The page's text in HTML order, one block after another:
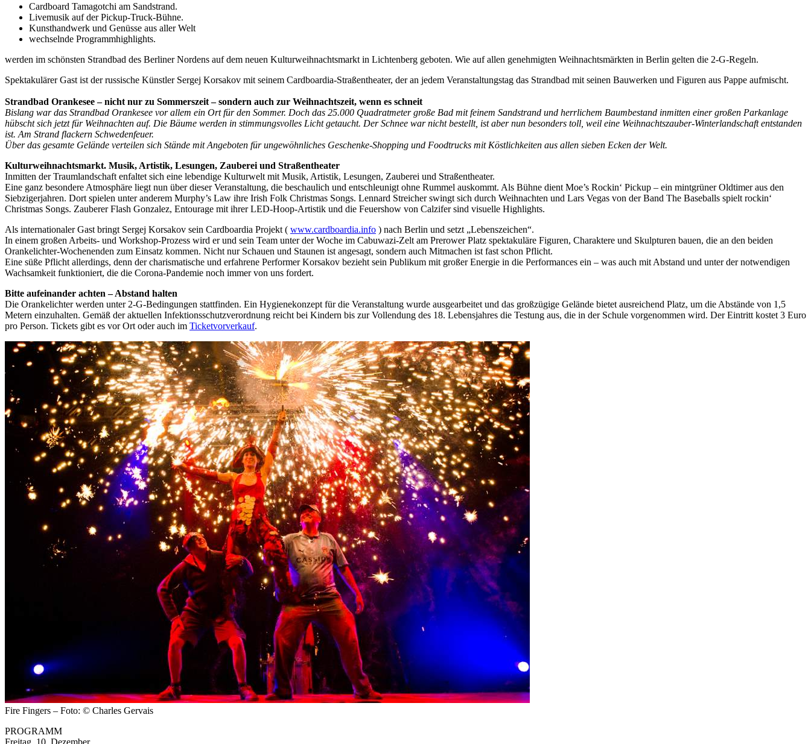
Cardboard Tamagotchi am Sandstrand.
Livemusik auf der Pickup-Truck-Bühne.
Kunsthandwerk und Genüsse aus aller Welt
wechselnde Programmhighlights.
werden im schönsten Strandbad des Berliner Nordens auf dem neuen Kulturweihnachtsmarkt in Lichtenberg geboten. Wie auf allen genehmigten Weihnachtsmärkten in Berlin gelten die 2-G-Regeln.
Spektakulärer Gast ist der russische Künstler Sergej Korsakov mit seinem Cardboardia-Straßentheater, der an jedem Veranstaltungstag das Strandbad mit seinen Bauwerken und Figuren aus Pappe aufmischt.
Strandbad Orankesee – nicht nur zu Sommerszeit – sondern auch zur Weihnachtszeit, wenn es schneit
Bislang war das Strandbad Orankesee vor allem ein Ort für den Sommer. Doch das 25.000 Quadratmeter große Bad mit feinem Sandstrand und herrlichem Baumbestand inmitten einer großen Parkanlage
hübscht sich jetzt für Weihnachten auf. Die Bäume werden in stimmungsvolles Licht getaucht. Der Schnee war nicht bestellt, ist aber nun besonders toll, weil eine Weihnachtszauber-Winterlandschaft entstanden
ist. Am Strand flackern Schwedenfeuer.
Über das gesamte Gelände verteilen sich Stände mit Angeboten für ungewöhnliches Geschenke-Shopping und Foodtrucks mit Köstlichkeiten aus allen sieben Ecken der Welt.
Kulturweihnachtsmarkt. Musik, Artistik, Lesungen, Zauberei und Straßentheater
Inmitten der Traumlandschaft enfaltet sich eine lebendige Kulturwelt mit Musik, Artistik, Lesungen, Zauberei und Straßentheater.
Eine ganz besondere Atmosphäre liegt nun über dieser Veranstaltung, die beschaulich und entschleunigt ohne Rummel auskommt. Als Bühne dient Moe’s Rockin‘ Pickup – ein mintgrüner Oldtimer aus den
Siebzigerjahren. Dort spielen unter anderem Murphy’s Law ihre Irish Folk Christmas Songs. Lennard Streicher swingt sich durch Weihnachten und Lars Vegas von der Band The Baseballs spielt rockin‘
Christmas Songs. Zauberer Flash Gonzalez, Entourage mit ihrer LED-Hoop-Artistik und die Feuershow von Calzifer sind visuelle Highlights.
Als internationaler Gast bringt Sergej Korsakov sein Cardboardia Projekt ( www.cardboardia.info ) nach Berlin und setzt „Lebenszeichen“.
In einem großen Arbeits- und Workshop-Prozess wird er und sein Team unter der Woche im Cabuwazi-Zelt am Prerower Platz spektakuläre Figuren, Charaktere und Skulpturen bauen, die an den beiden
Orankelichter-Wochenenden zum Einsatz kommen. Nicht nur Schauen und Staunen ist angesagt, sondern auch Mitmachen ist fast schon Pflicht.
Eine süße Pflicht allerdings, denn der charismatische und erfahrene Performer Korsakov bezieht sein Publikum mit großer Energie in die Performances ein – was auch mit Abstand und unter der notwendigen
Wachsamkeit funktioniert, die die Corona-Pandemie noch immer von uns fordert.
Bitte aufeinander achten – Abstand halten
Die Orankelichter werden unter 2-G-Bedingungen stattfinden. Ein Hygienekonzept für die Veranstaltung wurde ausgearbeitet und das großzügige Gelände bietet ausreichend Platz, um die Abstände von 1,5
Metern einzuhalten. Gemäß der aktuellen Infektionsschutzverordnung reicht bei Kindern bis zur Vollendung des 18. Lebensjahres die Testung aus, die in der Schule vorgenommen wird. Der Eintritt kostet 3 Euro
pro Person. Tickets gibt es vor Ort oder auch im Ticketvorverkauf.
Fire Fingers – Foto: © Charles Gervais
PROGRAMM
Freitag, 10. Dezember